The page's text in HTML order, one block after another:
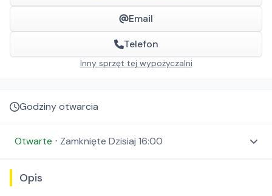
Email
Telefon
Inny sprzęt tej wypożyczalni
Godziny otwarcia
Otwarte ⋅ Zamknięte Dzisiaj 16:00
Opis